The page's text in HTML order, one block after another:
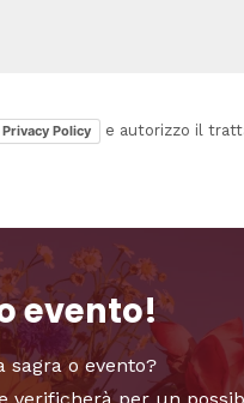
Privacy Policy e autorizzo il
evento!
sagra o evento?
verificherà per un